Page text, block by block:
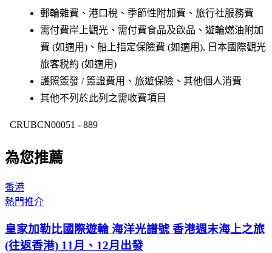
郵輪雜費、港口稅、季節性附加費、旅行社服務費
需付費岸上觀光、需付費食品及飲品、遊輪燃油附加
費 (如適用)、船上指定保險費 (如適用), 日本國際觀光
旅客税約 (如適用)
護照簽發 / 簽證費用、旅遊保險、其他個人消費
其他不列於此列之需收費項目
CRUBCN00051 - 889
為您推薦
香港
熱門推介
皇家加勒比國際遊輪 海洋光譜號 香港週末海上之旅
(往返香港) 11月、12月出發